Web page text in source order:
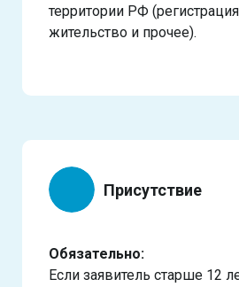
территории РФ
жительство и прочее).
Присутствие
Обязательно:
Если заявитель старше 12